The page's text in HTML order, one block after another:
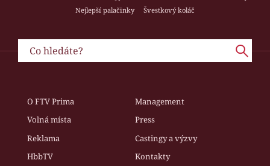
Nejlepší palačinky
Švestkový koláč
O FTV Prima
Management
Volná místa
Press
Reklama
Castingy a výzvy
HbbTV
Kontakty